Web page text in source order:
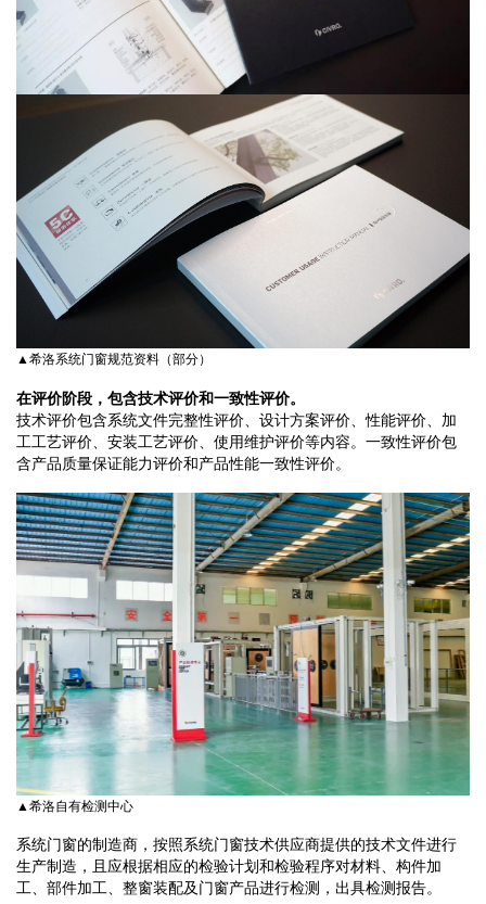
▲希洛系统门窗规范资料（部分）
在评价阶段，包含技术评价和一致性评价。
技术评价包含系统文件完整性评价、设计方案评价、性能评价、加
工工艺评价、安装工艺评价、使用维护评价等内容。一致性评价包
含产品质量保证能力评价和产品性能一致性评价。
▲希洛自有检测中心
系统门窗的制造商，按照系统门窗技术供应商提供的技术文件进行
生产制造，且应根据相应的检验计划和检验程序对材料、构件加
工、部件加工、整窗装配及门窗产品进行检测，出具检测报告。